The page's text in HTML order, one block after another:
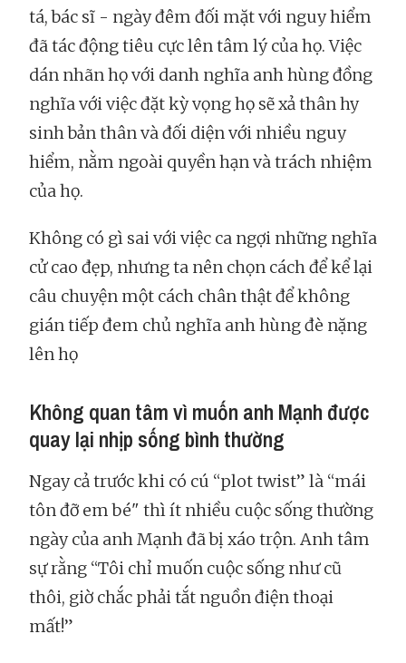
tá, bác sĩ - ngày đêm đối mặt với nguy hiểm
đã tác động tiêu cực lên tâm lý của họ. Việc
dán nhãn họ với danh nghĩa anh hùng đồng
nghĩa với việc đặt kỳ vọng họ sẽ xả thân hy
sinh bản thân và đối diện với nhiều nguy
hiểm, nằm ngoài quyền hạn và trách nhiệm
của họ.
Không có gì sai với việc ca ngợi những nghĩa
cử cao đẹp, nhưng ta nên chọn cách để kể lại
câu chuyện một cách chân thật để không
gián tiếp đem chủ nghĩa anh hùng đè nặng
lên họ
Không quan tâm vì muốn anh Mạnh được
quay lại nhịp sống bình thường
Ngay cả trước khi có cú “plot twist” là “mái
tôn đỡ em bé" thì ít nhiều cuộc sống thường
ngày của anh Mạnh đã bị xáo trộn. Anh tâm
sự rằng “Tôi chỉ muốn cuộc sống như cũ
thôi, giờ chắc phải tắt nguồn điện thoại
mất!”